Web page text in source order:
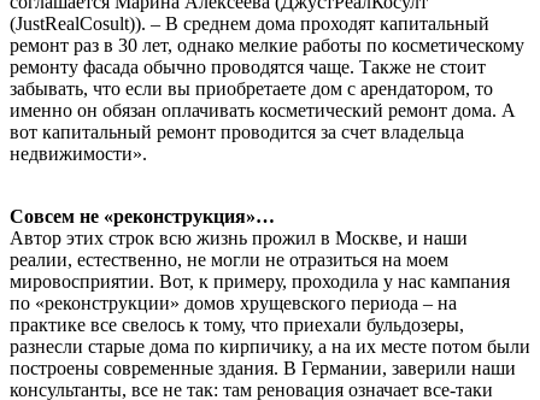
(JustRealCosult)). – В среднем дома проходят капитальный
ремонт раз в 30 лет, однако мелкие работы по косметическому
ремонту фасада обычно проводятся чаще. Также не стоит
забывать, что если вы приобретаете дом с арендатором, то
именно он обязан оплачивать косметический ремонт дома. А
вот капитальный ремонт проводится за счет владельца
недвижимости».
Совсем не «реконструкция»…
Автор этих строк всю жизнь прожил в Москве, и наши
реалии, естественно, не могли не отразиться на моем
мировосприятии. Вот, к примеру, проходила у нас кампания
по «реконструкции» домов хрущевского периода – на
практике все свелось к тому, что приехали бульдозеры,
разнесли старые дома по кирпичику, а на их месте потом были
построены современные здания. В Германии, заверили наши
консультанты, все не так: там реновация означает все-таки